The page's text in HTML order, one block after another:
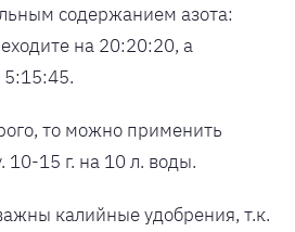
содержанием азота:
на 20:20:20, а
5:15:45.
то можно применить
15 г. на 10 л. воды.
калийные удобрения, т.к.